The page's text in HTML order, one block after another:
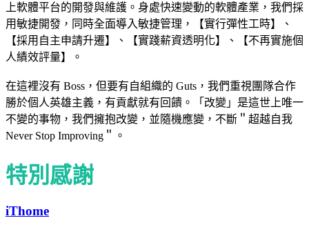
上軟體平台的開發與維護。⾝處快速變動的軟體產業，我們採
⽤敏捷開發，同時全⾯導入敏捷管理，【實⾏彈性⼯時】、
【採⽤⾃主申請升遷】、【實踐薪資透明化】、【不再實施個
⼈績效評量】。
在這裡沒有 Boss，但要有⾃組織的 Guts，我們重視團隊合作
勝於個⼈英雄主義，有貢獻就有回饋。「改變」是這世上唯⼀
不變的事物，我們擁抱改變，並隨機應變，不斷＂超越⾃我
Never Stop Improving＂。
特別感謝
iThome